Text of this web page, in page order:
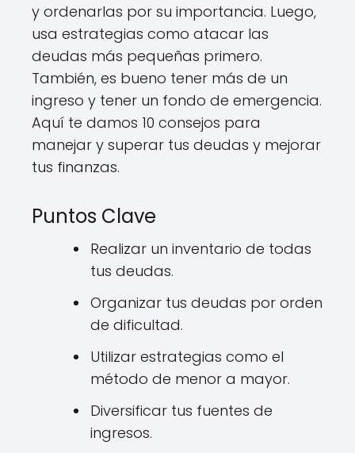
y ordenarlas por su importancia. Luego,
usa estrategias como atacar las
deudas más pequeñas primero.
También, es bueno tener más de un
ingreso y tener un fondo de emergencia.
Aquí te damos 10 consejos para
manejar y superar tus deudas y mejorar
tus finanzas.
Puntos Clave
Realizar un inventario de todas
tus deudas.
Organizar tus deudas por orden
de dificultad.
Utilizar estrategias como el
método de menor a mayor.
Diversificar tus fuentes de
ingresos.